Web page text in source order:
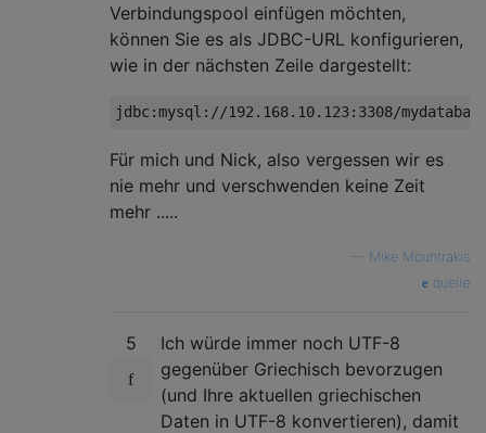
Verbindungspool einfügen möchten,
können Sie es als JDBC-URL konfigurieren,
wie in der nächsten Zeile dargestellt:
jdbc :mysql : //192.168.10.123:3308/
Für mich und Nick, also vergessen wir es
nie mehr und verschwenden keine Zeit
mehr .....
Mike Mountrakis
quelle
5
Ich würde immer noch UTF-8
gegenüber Griechisch bevorzugen
(und Ihre aktuellen griechischen
Daten in UTF-8 konvertieren), damit